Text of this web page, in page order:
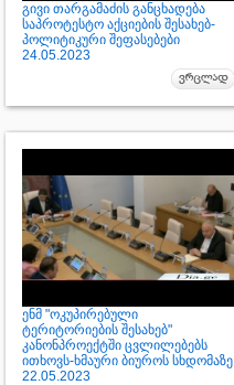
გივი თარგამაძის განცხადება
საპროტესტო აქციების შესახებ-
პოლიტიკური შეფასებები
24.05.2023
ენმ "ოკუპირებული
ტერიტორიების შესახებ"
კანონპროექტში ცვლილებებს
ითხოვს-ხმაური ბიუროს სხდომაზე
22.05.2023